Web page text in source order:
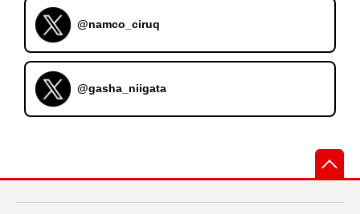
@namco_ciruq
@gasha_niigata